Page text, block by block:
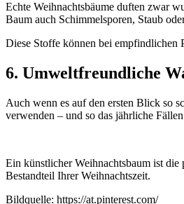
Echte Weihnachtsbäume duften zwar
Baum auch Schimmelsporen, Staub
Diese Stoffe können bei empfindlichen
6. Umweltfreundliche
Auch wenn es auf den ersten Blick so
verwenden – und so das jährliche
Ein künstlicher Weihnachtsbaum ist
Bestandteil Ihrer Weihnachtszeit.
Bildquelle: https://at.pinterest.com/